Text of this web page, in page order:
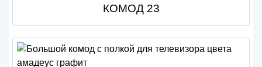
КОМОД 23